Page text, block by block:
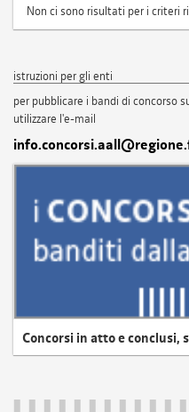
Non ci sono risultati per i criteri
istruzioni per gli enti
per pubblicare i bandi di concorso
utilizzare l'e-mail
Concorsi in atto e conclusi,